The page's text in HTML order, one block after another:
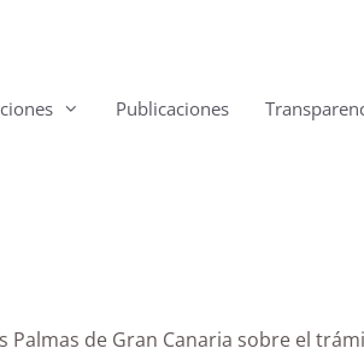
Publicaciones
de Gran Canaria sobre el